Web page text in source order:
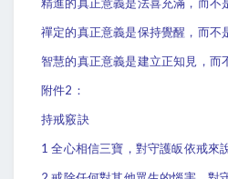
禪定的真正意義是保持覺醒，而不
智慧的真正意義是建立正知見，而
附件2：
持戒竅訣
1全心相信三寶，對守護皈依戒來